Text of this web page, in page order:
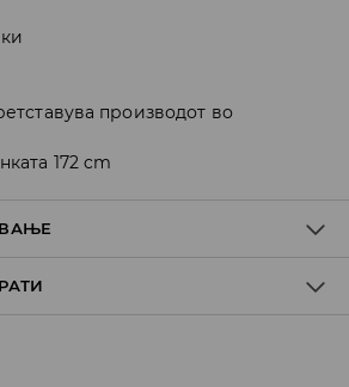
производот во
172 cm
3% ELASTANE